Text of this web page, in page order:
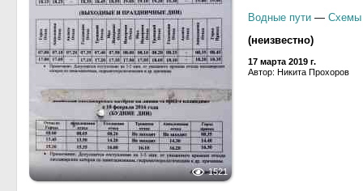
1521
Водные пути — Схемы
(неизвестно)
17 марта 2019 г.
Автор: Никита Прохоров